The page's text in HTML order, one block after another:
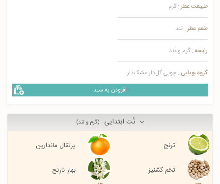
طبیعت عطر : گرم
طعم عطر : تند
رایحه : گرم و تند
گروه بویایی : چوبی گل‌دار مشک‌دار
افزودن به سبد
نُت ابتدایی (گرم و تند)
ترنج پرتقال ماندارین
تخم گشنیز بهار نارنج